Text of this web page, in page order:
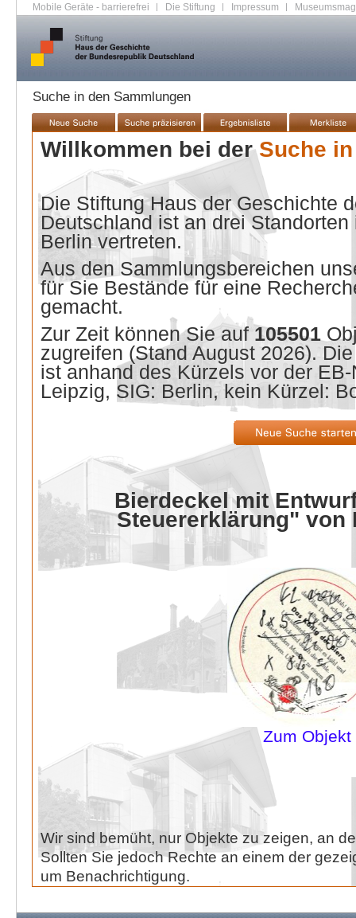
Mobile Geräte - barrierefrei | Die Stiftung | Impressum |
Suche in den Sammlungen
Willkommen bei derSuche
Die Stiftung Haus der Geschichte
Deutschland ist an drei
Berlin vertreten.
Aus den Sammlungsbereichen
für Sie Bestände für eine
gemacht.
Zur Zeit können Sie auf 105501
zugreifen (Stand August 2026).
ist anhand des Kürzels vor der
Leipzig, SIG: Berlin, kein Kürzel:
Bierdeckel mit
Steuererklärung" von
Zum Objekt
Wir sind bemüht, nur Objekte zu zeigen, an
Sollten Sie jedoch Rechte an einem der
um Benachrichtigung.